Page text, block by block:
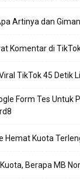
Artinya dan
Komentar di
TikTok 45 Detik
Form Tes Untuk
Hemat Kuota
Berapa MB